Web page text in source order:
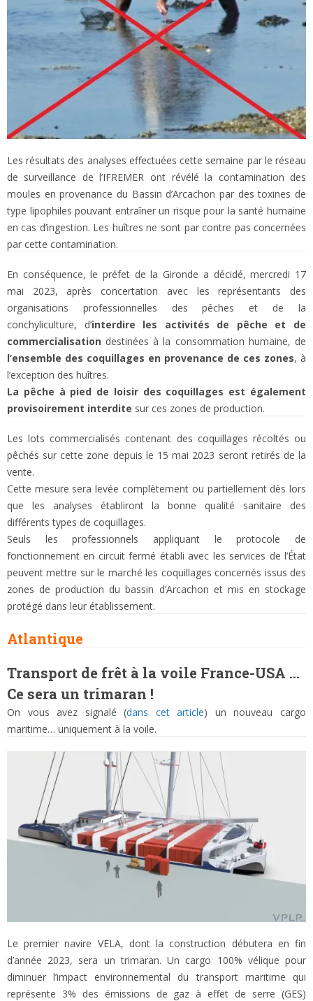
Les résultats des analyses effectuées cette semaine par le réseau
de surveillance de l’IFREMER ont révélé la contamination des
moules en provenance du Bassin d’Arcachon par des toxines de
type lipophiles pouvant entraîner un risque pour la santé humaine
en cas d’ingestion. Les huîtres ne sont par contre pas concernées
par cette contamination.
En conséquence, le préfet de la Gironde a décidé, mercredi 17
mai 2023, après concertation avec les représentants des
organisations professionnelles des pêches et de la
conchyliculture, d’interdire les activités de pêche et de
commercialisation destinées à la consommation humaine, de
l’ensemble des coquillages en provenance de ces zones, à
l’exception des huîtres.
La pêche à pied de loisir des coquillages est également
provisoirement interdite sur ces zones de production.
Les lots commercialisés contenant des coquillages récoltés ou
pêchés sur cette zone depuis le 15 mai 2023 seront retirés de la
vente.
Cette mesure sera levée complètement ou partiellement dès lors
que les analyses établiront la bonne qualité sanitaire des
différents types de coquillages.
Seuls les professionnels appliquant le protocole de
fonctionnement en circuit fermé établi avec les services de l’État
peuvent mettre sur le marché les coquillages concernés issus des
zones de production du bassin d’Arcachon et mis en stockage
protégé dans leur établissement.
Atlantique
Transport de frêt à la voile France-USA …
Ce sera un trimaran !
On vous avez signalé (dans cet article) un nouveau cargo
maritime… uniquement à la voile.
Le premier navire VELA, dont la construction débutera en fin
d’année 2023, sera un trimaran. Un cargo 100% vélique pour
diminuer l’impact environnemental du transport maritime qui
représente 3% des émissions de gaz à effet de serre (GES)